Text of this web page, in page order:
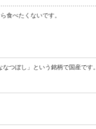
食べたくないです。
つぼし」という銘柄で国産です。